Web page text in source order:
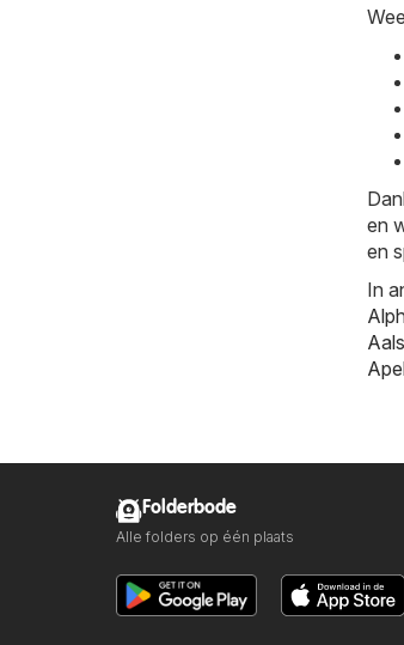
en
en
In
Folderbode
Alle folders op één plaats